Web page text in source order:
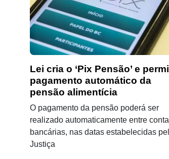
Lei cria o ‘Pix Pensão’ e
pagamento automático da
pensão alimentícia
O pagamento da pensão poderá ser
realizado automaticamente entre
bancárias, nas datas estabelecidas
Justiça